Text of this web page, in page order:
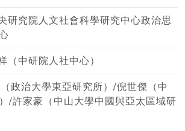
研究院人文社會科學研究中心政治思
（中研院人社中心）
政治大學東亞研究所）/倪世傑（中
/許家豪（中山大學中國與亞太區域研